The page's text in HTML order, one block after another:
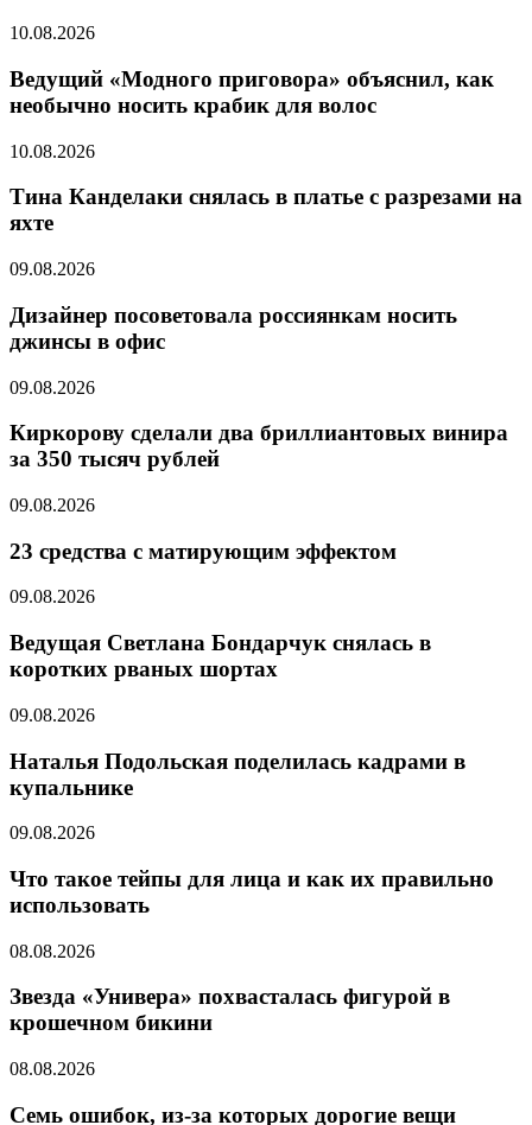
10.08.2026
Ведущий «Модного приговора» объяснил, как
необычно носить крабик для волос
10.08.2026
Тина Канделаки снялась в платье с разрезами на
яхте
09.08.2026
Дизайнер посоветовала россиянкам носить
джинсы в офис
09.08.2026
Киркорову сделали два бриллиантовых винира
за 350 тысяч рублей
09.08.2026
23 средства с матирующим эффектом
09.08.2026
Ведущая Светлана Бондарчук снялась в
коротких рваных шортах
09.08.2026
Наталья Подольская поделилась кадрами в
купальнике
09.08.2026
Что такое тейпы для лица и как их правильно
использовать
08.08.2026
Звезда «Универа» похвасталась фигурой в
крошечном бикини
08.08.2026
Семь ошибок, из-за которых дорогие вещи